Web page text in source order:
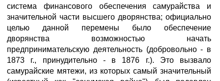
система финансового обеспечения самурайства и
значительной части высшего дворянства; официально
целью данной перемены было обеспечение
дворянства возможностью начать
предпринимательскую деятельность (добровольно - в
1873 г., принудительно - в 1876 г.). Это вызвало
самурайские мятежи, из которых самый значительный